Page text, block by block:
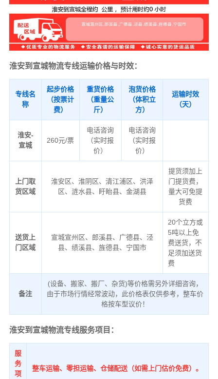
淮安到宣城物流专线运输价格与时效：
专线名
称
起步价格
（按票计
费）
重货价格
（重量公
斤）
泡货价格
（体积立
方）
运输时效
（天）
淮安-
宣城
260元/票
电话咨询
（实时报
价）
电话咨询
（实时报
价）
上门取
货区域
淮安区、淮阴区、清江浦区、洪泽
区、涟水县、盱眙县、金湖县
提货须加上
门提货费，
量大可免提
货费
送货上
门区域
宣城宣州区、郎溪县、广德县、泾
县、绩溪县、旌德县、宁国市
20个立方或
5吨以上免
费送货，不
足须加送货
费
备注
(设备、搬家、搬厂、杂货)等价格需另外详细咨询，
由于市场行情经常波动，此价格表仅供参考，整车价
格按车型议价！
淮安到宣城物流专线服务项目：
服
务
项
整车运输、零担运输、仓储配送（如需上门估价免费）。